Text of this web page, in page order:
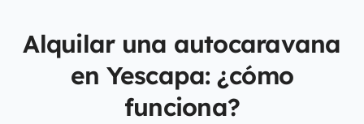
Alquilar una autocaravana
en Yescapa: ¿cómo
funciona?